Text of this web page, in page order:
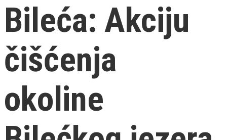
Bileća: Akciju
čišćenja
okoline